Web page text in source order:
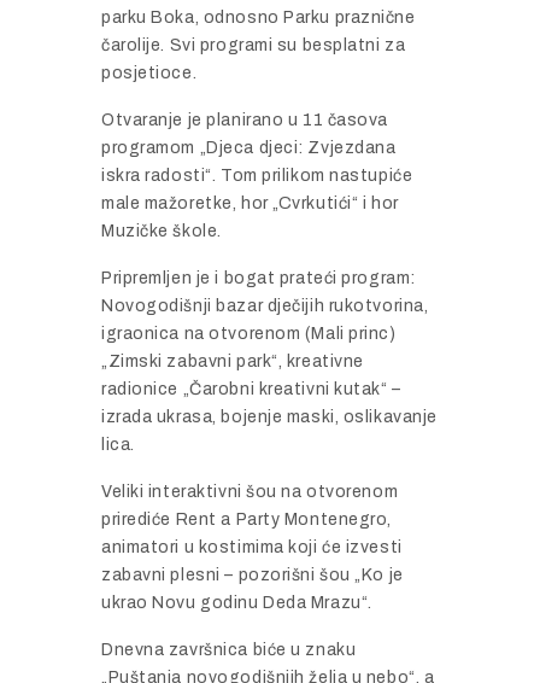
parku Boka, odnosno Parku praznične
čarolije. Svi programi su besplatni za
posjetioce.
Otvaranje je planirano u 11 časova
programom „Djeca djeci: Zvjezdana
iskra radosti“. Tom prilikom nastupiće
male mažoretke, hor „Cvrkutići“ i hor
Muzičke škole.
Pripremljen je i bogat prateći program:
Novogodišnji bazar dječijih rukotvorina,
igraonica na otvorenom (Mali princ)
„Zimski zabavni park“, kreativne
radionice „Čarobni kreativni kutak“ –
izrada ukrasa, bojenje maski, oslikavanje
lica.
Veliki interaktivni šou na otvorenom
prirediće Rent a Party Montenegro,
animatori u kostimima koji će izvesti
zabavni plesni – pozorišni šou „Ko je
ukrao Novu godinu Deda Mrazu“.
Dnevna završnica biće u znaku
„Puštanja novogodišnjih želja u nebo“, a